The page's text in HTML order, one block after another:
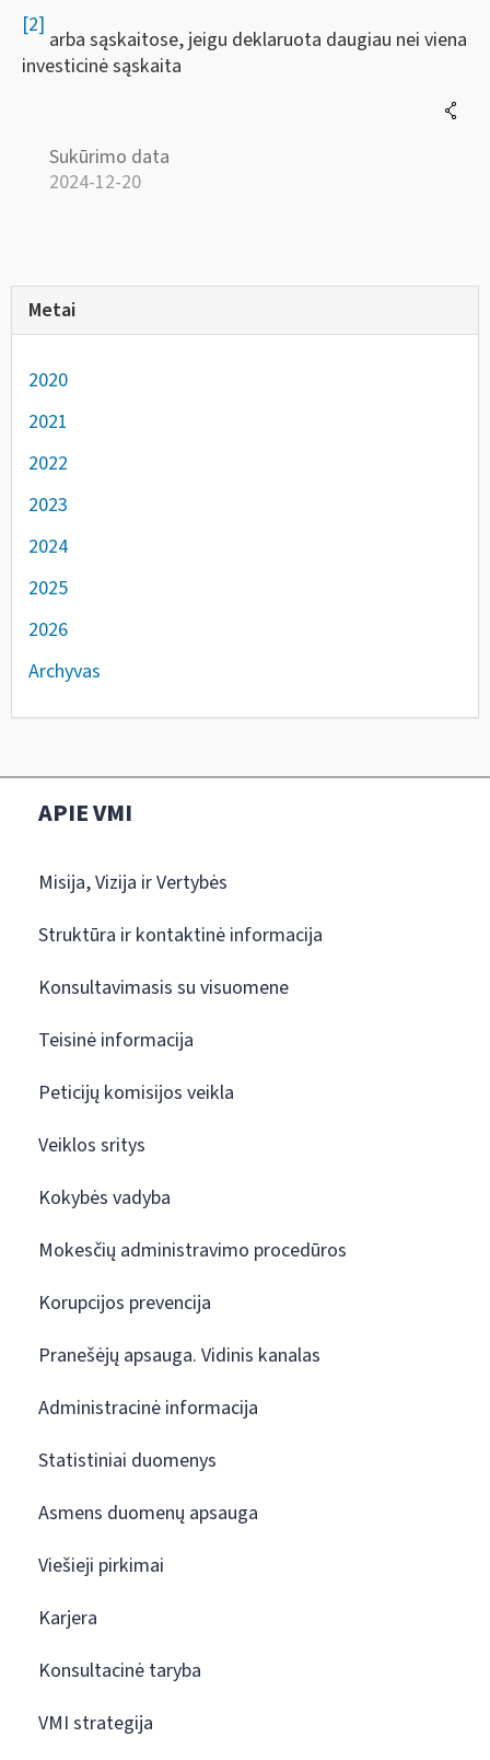
[2]
arba sąskaitose, jeigu deklaruota daugiau nei viena
investicinė sąskaita
Sukūrimo data
2024-12-20
Metai
2020
2021
2022
2023
2024
2025
2026
Archyvas
APIE VMI
Misija, Vizija ir Vertybės
Struktūra ir kontaktinė informacija
Konsultavimasis su visuomene
Teisinė informacija
Peticijų komisijos veikla
Veiklos sritys
Kokybės vadyba
Mokesčių administravimo procedūros
Korupcijos prevencija
Pranešėjų apsauga. Vidinis kanalas
Administracinė informacija
Statistiniai duomenys
Asmens duomenų apsauga
Viešieji pirkimai
Karjera
Konsultacinė taryba
VMI strategija